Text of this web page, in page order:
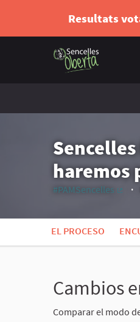
Resultats
haremos
#PAMSencelles
EL PROCESO
Cambios
Comparar el modo